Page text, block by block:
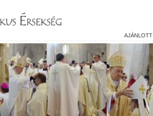
ajánlott